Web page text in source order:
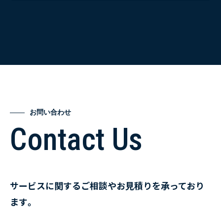
お問い合わせ
Contact Us
サービスに関するご相談やお見積りを承っており
ます。